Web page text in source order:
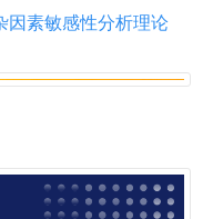
因素敏感性分析理论